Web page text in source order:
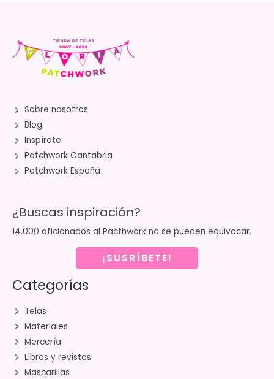
Sobre nosotros
Blog
Inspírate
Patchwork Cantabria
Patchwork España
¿Buscas inspiración?
14.000 aficionados al Pacthwork no se pueden equivocar.
¡SUSRÍBETE!
Categorías
Telas
Materiales
Mercería
Libros y revistas
Mascarillas